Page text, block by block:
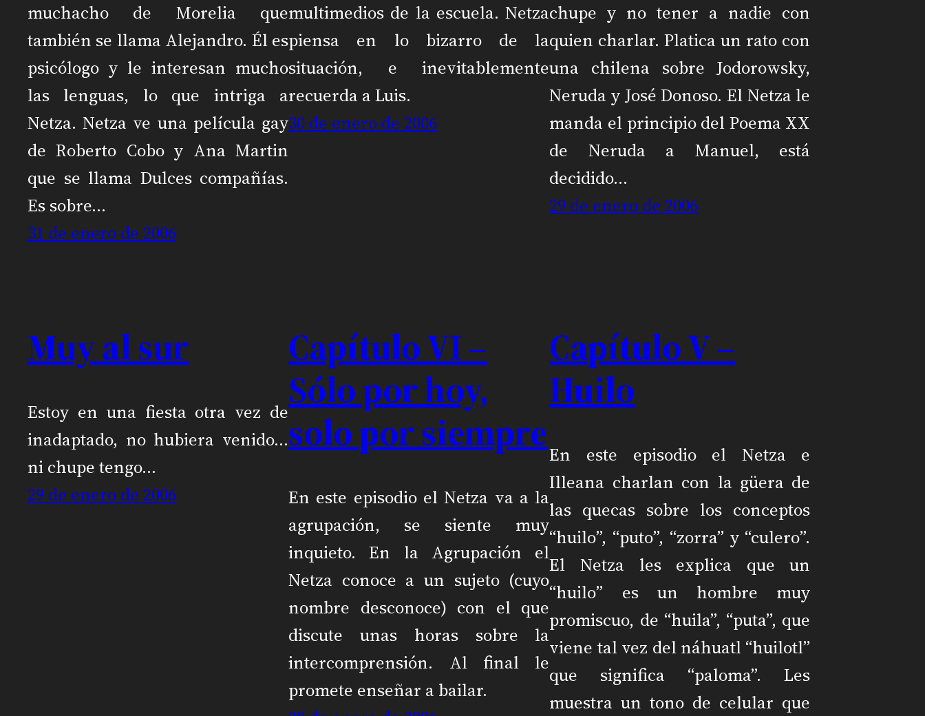
muchacho de Morelia que
también se llama Alejandro. Él es
psicólogo y le interesan mucho
las lenguas, lo que intriga a
Netza. Netza ve una película gay
de Roberto Cobo y Ana Martin
que se llama Dulces compañías.
Es sobre…
31 de enero de 2006
multimedios de la escuela. Netza
piensa en lo bizarro de la
situación, e inevitablemente
recuerda a Luis.
30 de enero de 2006
chupe y no tener a nadie con
quien charlar. Platica un rato con
una chilena sobre Jodorowsky,
Neruda y José Donoso. El Netza le
manda el principio del Poema XX
de Neruda a Manuel, está
decidido…
29 de enero de 2006
Muy al sur
Estoy en una fiesta otra vez de
inadaptado, no hubiera venido…
ni chupe tengo…
29 de enero de 2006
Capítulo VI –
Sólo por hoy,
solo por siempre
En este episodio el Netza va a la
agrupación, se siente muy
inquieto. En la Agrupación el
Netza conoce a un sujeto (cuyo
nombre desconoce) con el que
discute unas horas sobre la
intercomprensión. Al final le
promete enseñar a bailar.
Capítulo V –
Huilo
En este episodio el Netza e
Illeana charlan con la güera de
las quecas sobre los conceptos
“huilo”, “puto”, “zorra” y “culero”.
El Netza les explica que un
“huilo” es un hombre muy
promiscuo, de “huila”, “puta”, que
viene tal vez del náhuatl “huilotl”
que significa “paloma”. Les
muestra un tono de celular que